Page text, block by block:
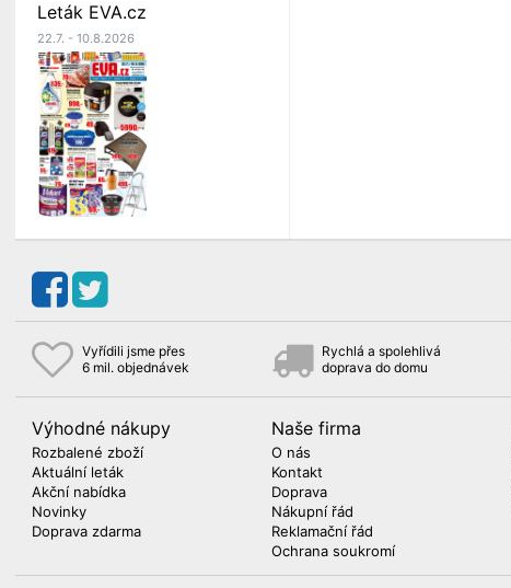
Leták EVA.cz
22.7. - 10.8.2026
Vyřídili jsme přes
6 mil. objednávek
Rychlá a spolehlivá
doprava do domu
Výhodné nákupy
Rozbalené zboží
Aktuální leták
Akční nabídka
Novinky
Doprava zdarma
Naše firma
O nás
Kontakt
Doprava
Nákupní řád
Reklamační řád
Ochrana soukromí